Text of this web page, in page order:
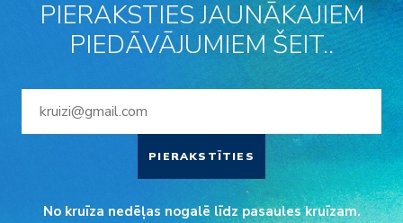
PIERAKSTIES JAUNĀKAJIEM
PIEDĀVĀJUMIEM ŠEIT..
PIERAKSTĪTIES
No kruīza nedēļas nogalē līdz pasaules kruīzam.